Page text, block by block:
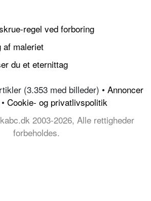
regel ved forboring
af maleriet
du et eternittag
(3.353 med billeder) • Annoncer
• Cookie- og privatlivspolitik
2003-2026, Alle rettigheder
forbeholdes.